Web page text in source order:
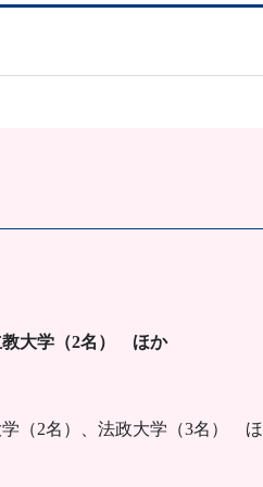
教大学（2名） ほか
学（2名）、法政大学（3名） ほ